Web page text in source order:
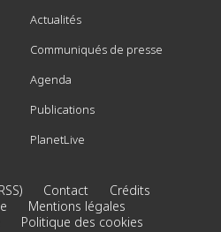
Actualités
Communiqués de presse
Agenda
Publications
PlanetLive
Contact
Crédits
Mentions légales
Politique des cookies